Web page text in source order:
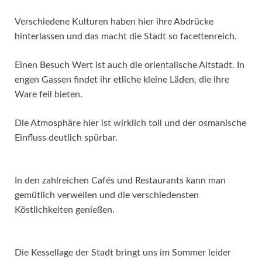
Verschiedene Kulturen haben hier ihre Abdrücke
hinterlassen und das macht die Stadt so facettenreich.
Einen Besuch Wert ist auch die orientalische Altstadt. In
engen Gassen findet ihr etliche kleine Läden, die ihre
Ware feil bieten.
Die Atmosphäre hier ist wirklich toll und der osmanische
Einfluss deutlich spürbar.
In den zahlreichen Cafés und Restaurants kann man
gemütlich verweilen und die verschiedensten
Köstlichkeiten genießen.
Die Kessellage der Stadt bringt uns im Sommer leider